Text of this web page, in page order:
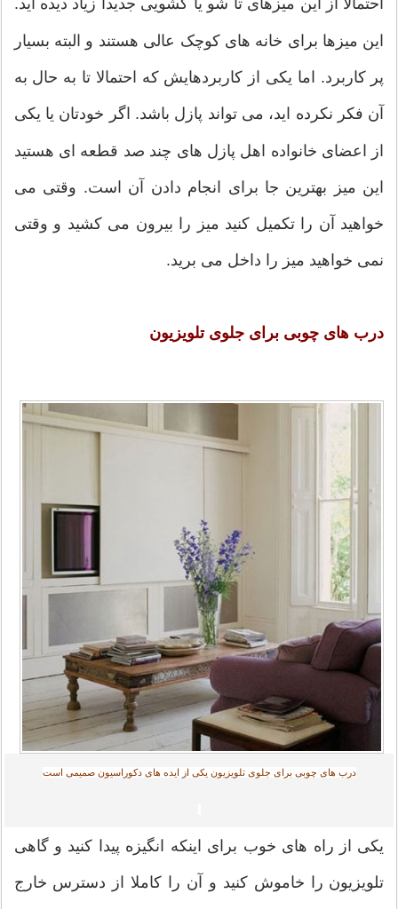
احتمالا از این میزهای تا شو یا کشویی جدیدا زیاد دیده اید.
این میزها برای خانه های کوچک عالی هستند و البته بسیار
پر کاربرد. اما یکی از کاربردهایش که احتمالا تا به حال به
آن فکر نکرده اید، می تواند پازل باشد. اگر خودتان یا یکی
از اعضای خانواده اهل پازل های چند صد قطعه ای هستید
این میز بهترین جا برای انجام دادن آن است. وقتی می
خواهید آن را تکمیل کنید میز را بیرون می کشید و وقتی
نمی خواهید میز را داخل می برید.
درب های چوبی برای جلوی تلویزیون
درب های چوبی برای جلوی تلویزیون یکی از ایده های دکوراسیون صمیمی است
یکی از راه های خوب برای اینکه انگیزه پیدا کنید و گاهی
تلویزیون را خاموش کنید و آن را کاملا از دسترس خارج